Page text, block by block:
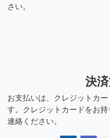
さい。
決
お支払いは、クレジットカ
す。クレジットカードをお
連絡ください。